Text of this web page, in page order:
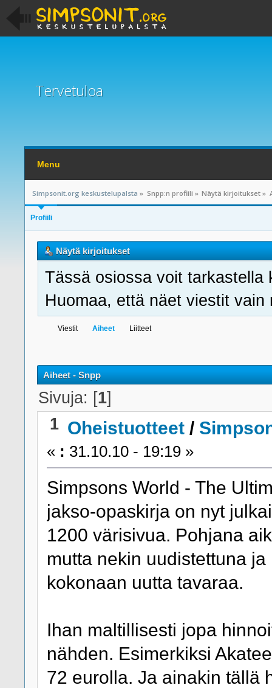
Tervetuloa
Menu
Simpsonit.org keskustelupalsta » Snpp:n profiili » Näytä kirjoitukset »
Profiili
Näytä kirjoitukset
Tässä osiossa voit tarkastella
Huomaa, että näet viestit
Viestit Aiheet Liitteet
Aiheet - Snpp
Sivuja: [1]
1 Oheistuotteet /
« : 31.10.10 - 19:19 »
Simpsons World - The
jakso-opaskirja on nyt
1200 värisivua. Pohjana
mutta nekin uudistettuna
kokonaan uutta tavaraa.
Ihan maltillisesti jopa
nähden. Esimerkiksi
72 eurolla. Ja ainakin tällä